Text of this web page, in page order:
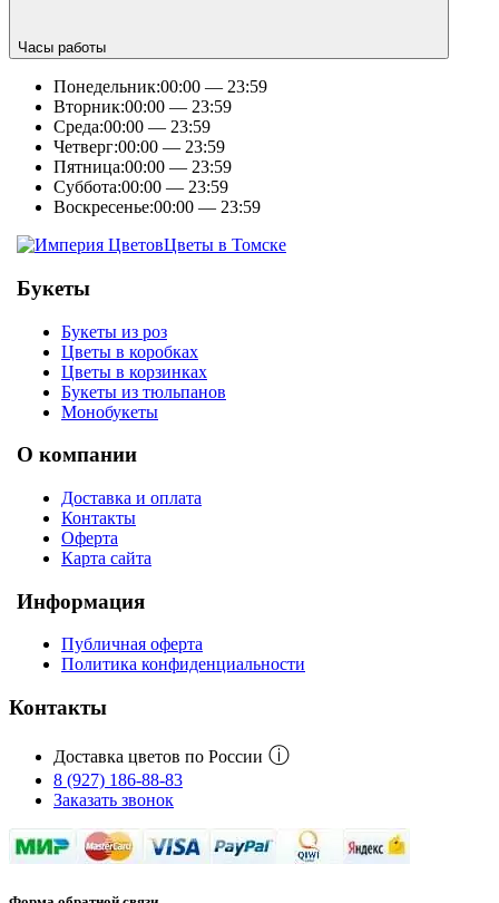
Часы работы
Понедельник:00:00 — 23:59
Вторник:00:00 — 23:59
Среда:00:00 — 23:59
Четверг:00:00 — 23:59
Пятница:00:00 — 23:59
Суббота:00:00 — 23:59
Воскресенье:00:00 — 23:59
Цветы в Томске
Букеты
Букеты из роз
Цветы в коробках
Цветы в корзинках
Букеты из тюльпанов
Монобукеты
О компании
Доставка и оплата
Контакты
Оферта
Карта сайта
Информация
Публичная оферта
Политика конфиденциальности
Контакты
Доставка цветов по России ⓘ
8 (927) 186-88-83
Заказать звонок